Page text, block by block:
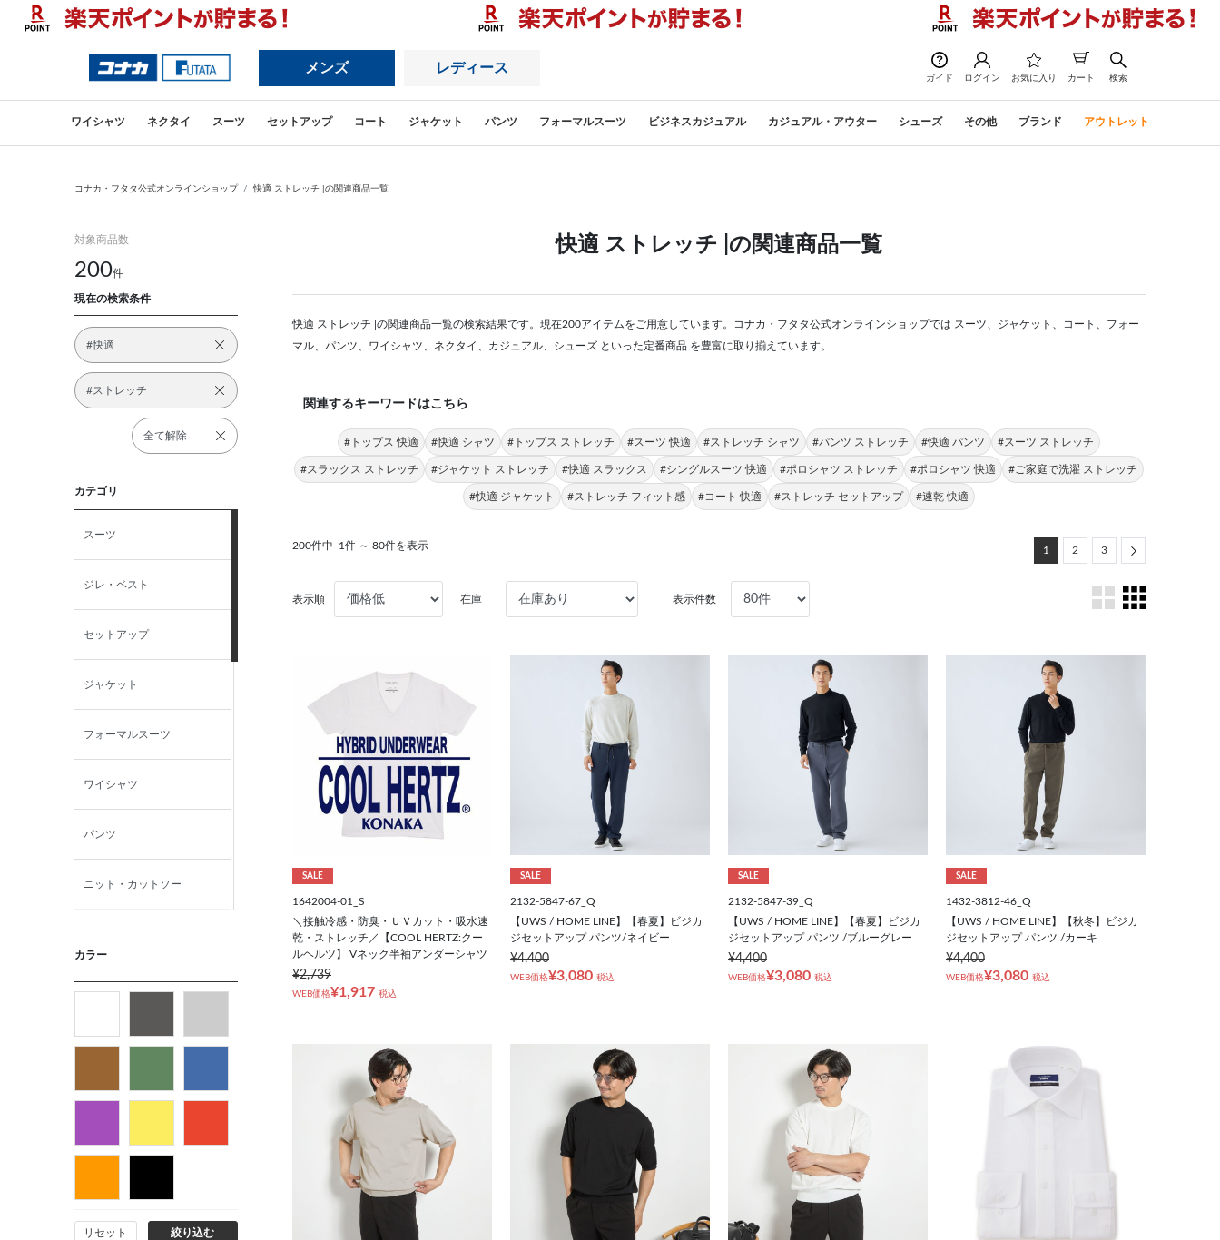
メンズ レディース
ガイド ログイン お気に入り カート 検索
ワイシャツ ネクタイ スーツ セットアップ コート ジャケット パンツ フォーマルスーツ ビジネスカジュアル カジュアル・アウター シューズ その他 ブランド アウトレット
コナカ・フタタ公式オンラインショップ 快適 ストレッチ |の関連商品一覧
対象商品数
200件
現在の検索条件
#快適
#ストレッチ
全て解除
カテゴリ
スーツ
ジレ・ベスト
セットアップ
ジャケット
フォーマルスーツ
ワイシャツ
パンツ
ニット・カットソー
アウター
フォーマルタイ
バッグ
カラー
リセット 絞り込む
快適 ストレッチ |の関連商品一覧
快適 ストレッチ |の関連商品一覧の検索結果です。現在200アイテムをご用意しています。コナカ・フタタ公式オンラインショップでは スーツ、ジャケット、コート、フォー
マル、パンツ、ワイシャツ、ネクタイ、カジュアル、シューズ といった定番商品 を豊富に取り揃えています。
関連するキーワードはこちら
#トップス 快適 #快適 シャツ #トップス ストレッチ #スーツ 快適 #ストレッチ シャツ #パンツ ストレッチ #快適 パンツ #スーツ ストレッチ
#スラックス ストレッチ #ジャケット ストレッチ #快適 スラックス #シングルスーツ 快適 #ポロシャツ ストレッチ #ポロシャツ 快適 #ご家庭で洗濯 ストレッチ
#快適 ジャケット #ストレッチ フィット感 #コート 快適 #ストレッチ セットアップ #速乾 快適
200件中 1件 ～ 80件を表示 1 2 3 Next
表示順 在庫 表示件数
SALE
1642004-01_S
＼接触冷感・防臭・ＵＶカット・吸水速
乾・ストレッチ／【COOL HERTZ:クー
ルヘルツ】 Vネック半袖アンダーシャツ
¥2,739
WEB価格¥1,917 税込
SALE
2132-5847-67_Q
【UWS / HOME LINE】【春夏】ビジカ
ジセットアップ パンツ/ネイビー
¥4,400
WEB価格¥3,080 税込
SALE
2132-5847-39_Q
【UWS / HOME LINE】【春夏】ビジカ
ジセットアップ パンツ /ブルーグレー
¥4,400
WEB価格¥3,080 税込
SALE
1432-3812-46_Q
【UWS / HOME LINE】【秋冬】ビジカ
ジセットアップ パンツ /カーキ
¥4,400
WEB価格¥3,080 税込